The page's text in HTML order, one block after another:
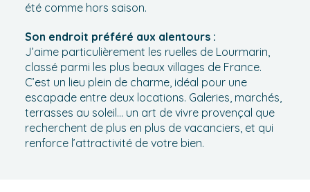
été comme hors saison.
Son endroit préféré aux alentours :
J’aime particulièrement les ruelles de Lourmarin,
classé parmi les plus beaux villages de France.
C’est un lieu plein de charme, idéal pour une
escapade entre deux locations. Galeries, marchés,
terrasses au soleil… un art de vivre provençal que
recherchent de plus en plus de vacanciers, et qui
renforce l’attractivité de votre bien.